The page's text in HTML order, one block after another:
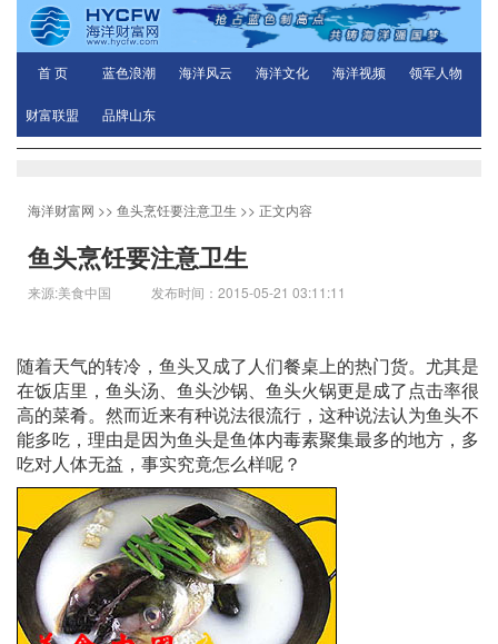
首 页 蓝色浪潮 海洋风云 海洋文化 海洋视频 领军人物
财富联盟 品牌山东
海洋财富网 >> 鱼头烹饪要注意卫生 >> 正文内容
鱼头烹饪要注意卫生
来源:美食中国 发布时间：2015-05-21 03:11:11
随着天气的转冷，鱼头又成了人们餐桌上的热门货。尤其是
在饭店里，鱼头汤、鱼头沙锅、鱼头火锅更是成了点击率很
高的菜肴。然而近来有种说法很流行，这种说法认为鱼头不
能多吃，理由是因为鱼头是鱼体内毒素聚集最多的地方，多
吃对人体无益，事实究竟怎么样呢？